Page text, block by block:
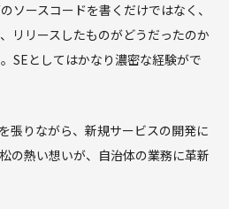
ソースコードを書くだけではなく、
リリースしたものがどうだったのか
SEとしてはかなり濃密な経験がで
張りながら、新規サービスの開発に
の熱い想いが、自治体の業務に革新